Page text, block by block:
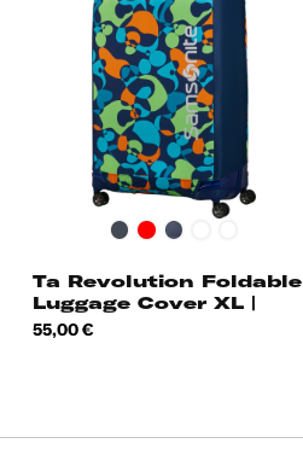
BlackRed Midnight
Ta Revolution Foldable
Luggage Cover XL |
Spinner 81cm -...
Hind
55,00 €